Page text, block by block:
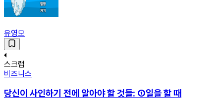
유영모
스크랩
비즈니스
당신이 사인하기 전에 알아야 할 것들: ①일을 할 때